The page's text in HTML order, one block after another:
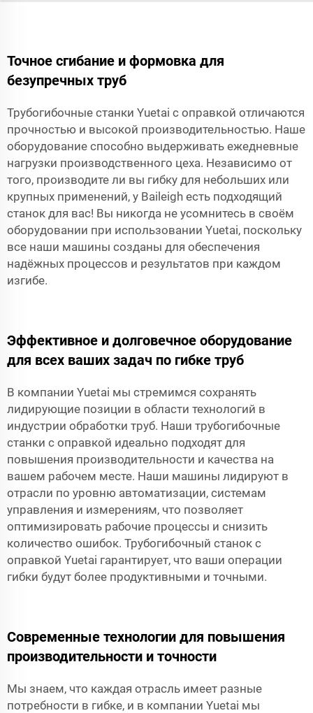
Точное сгибание и формовка для
безупречных труб
Трубогибочные станки Yuetai с оправкой отличаются
прочностью и высокой производительностью. Наше
оборудование способно выдерживать ежедневные
нагрузки производственного цеха. Независимо от
того, производите ли вы гибку для небольших или
крупных применений, у Baileigh есть подходящий
станок для вас! Вы никогда не усомнитесь в своём
оборудовании при использовании Yuetai, поскольку
все наши машины созданы для обеспечения
надёжных процессов и результатов при каждом
изгибе.
Эффективное и долговечное оборудование
для всех ваших задач по гибке труб
В компании Yuetai мы стремимся сохранять
лидирующие позиции в области технологий в
индустрии обработки труб. Наши трубогибочные
станки с оправкой идеально подходят для
повышения производительности и качества на
вашем рабочем месте. Наши машины лидируют в
отрасли по уровню автоматизации, системам
управления и измерениям, что позволяет
оптимизировать рабочие процессы и снизить
количество ошибок. Трубогибочный станок с
оправкой Yuetai гарантирует, что ваши операции
гибки будут более продуктивными и точными.
Современные технологии для повышения
производительности и точности
Мы знаем, что каждая отрасль имеет разные
потребности в гибке, и в компании Yuetai мы